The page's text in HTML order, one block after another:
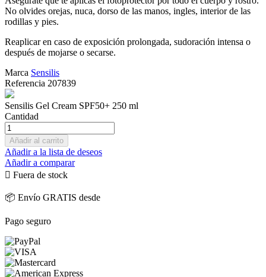
No olvides orejas, nuca, dorso de las manos, ingles, interior de las
rodillas y pies.
Reaplicar en caso de exposición prolongada, sudoración intensa o
después de mojarse o secarse.
Marca Sensilis
Referencia 207839
Sensilis Gel Cream SPF50+ 250 ml
Cantidad
Añadir al carrito
Añadir a la lista de deseos
Añadir a comparar
 Fuera de stock
📦 Envío GRATIS desde
Pago seguro